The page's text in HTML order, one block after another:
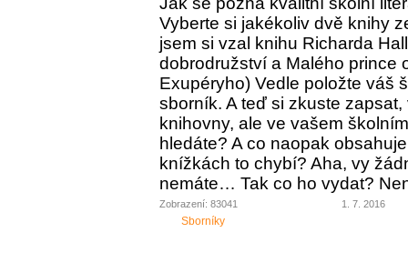
Vyberte si jakékoliv dvě knihy
jsem si vzal knihu Richarda
dobrodružství a Malého prince
Exupéryho) Vedle položte váš
sborník. A teď si zkuste
knihovny, ale ve vašem
hledáte? A co naopak
knížkách to chybí? Aha, vy
nemáte… Tak co ho vydat?
Zobrazení: 83041 1. 7. 2016
Sborníky